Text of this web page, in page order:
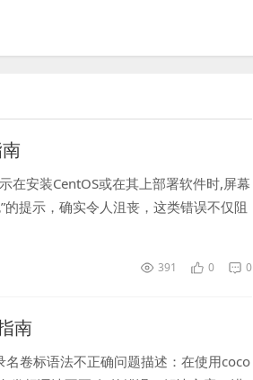
在安装CentOS或在其上部署软件时,屏幕
的提示，确实令人沮丧，这类错误不仅阻
391 0 0
南
卷标语法不正确问题描述：在使用coco